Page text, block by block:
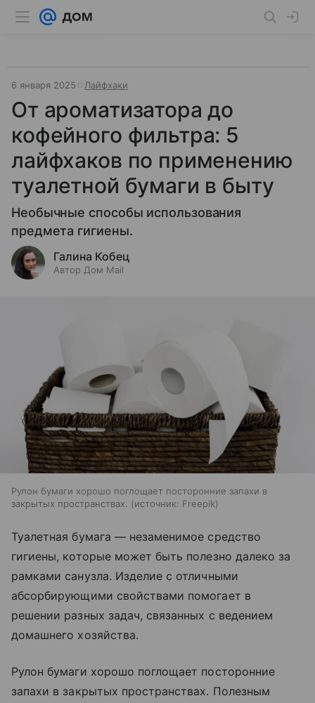
6 января 2025 Лайфхаки
От ароматизатора до
кофейного фильтра: 5
лайфхаков по применению
туалетной бумаги в быту
Необычные способы использования
предмета гигиены.
Галина Кобец
Автор Дом Mail
Рулон бумаги хорошо поглощает посторонние запахи в
закрытых пространствах.
источник: Freepik
Туалетная бумага — незаменимое средство
гигиены, которые может быть полезно далеко за
рамками санузла. Изделие с отличными
абсорбирующими свойствами помогает в
решении разных задач, связанных с ведением
домашнего хозяйства.
Рулон бумаги хорошо поглощает посторонние
запахи в закрытых пространствах. Полезным